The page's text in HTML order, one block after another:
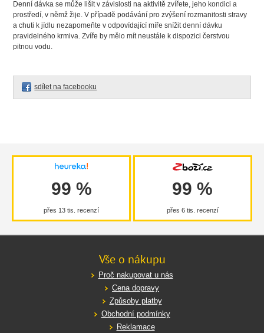
Denní dávka se může lišit v závislosti na aktivitě zvířete, jeho kondici a
prostředí, v němž žije. V případě podávání pro zvýšení rozmanitosti stravy
a chuti k jídlu nezapomeňte v odpovídající míře snížit denní dávku
pravidelného krmiva. Zvíře by mělo mít neustále k dispozici čerstvou
pitnou vodu.
sdílet na facebooku
99 %
přes 13 tis. recenzí
99 %
přes 6 tis. recenzí
Vše o nákupu
Proč nakupovat u nás
Cena dopravy
Způsoby platby
Obchodní podmínky
Reklamace